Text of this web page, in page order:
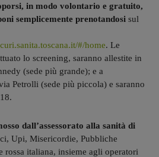
in modo volontario e gratuito,
semplicemente prenotandosi sul
#/home. Le
lo screening, saranno allestite in
(sede più grande); e a
Petrolli (sede più piccola) e saranno
dall’assessorato alla sanità di
Upi, Misericordie, Pubbliche
rossa italiana, insieme agli operatori